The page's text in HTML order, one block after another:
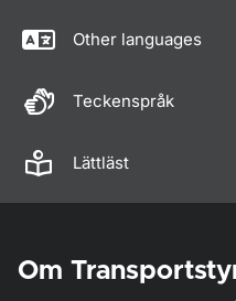
Other languages
Teckenspråk
Lättläst
Om